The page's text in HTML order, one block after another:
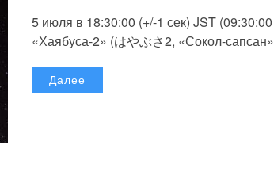
5 июля в 18:30:00 (+/-1 сек) JST
«Хаябуса-2» (はやぶさ2, «Сокол-
Далее